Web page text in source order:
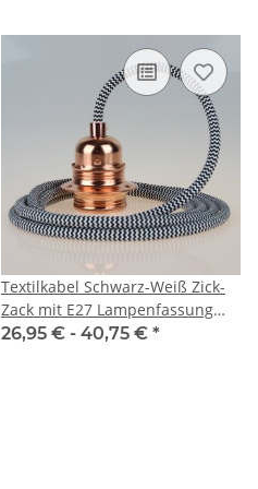
Textilkabel Schwarz-Weiß Zick-
Zack mit E27 Lampenfassung
Metall verkupfert und 2
26,95 € - 40,75 € *